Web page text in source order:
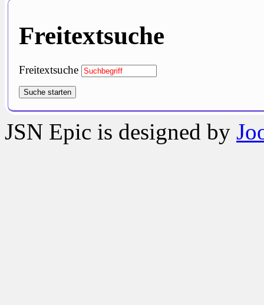
Freitextsuche
Freitextsuche
Suche starten
JSN Epic is designed by